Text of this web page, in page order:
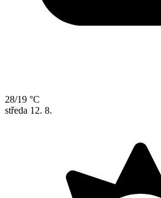
28/19 °C
středa 12. 8.